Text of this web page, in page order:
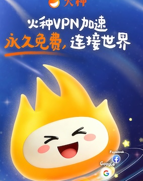
支持 反对
[0]
旋风加速度器
快连加速器
器官网
老品牌—全民彩票
民彩票安卓版下载